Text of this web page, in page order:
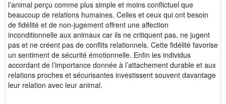
l’animal perçu comme plus simple et moins conflictuel que
beaucoup de relations humaines. Celles et ceux qui ont besoin
de fidélité et de non-jugement offrent une affection
inconditionnelle aux animaux car ils ne critiquent pas, ne jugent
pas et ne créent pas de conflits relationnels. Cette fidélité favorise
un sentiment de sécurité émotionnelle. Enfin les individus
accordant de l’importance donnée à l’attachement durable et aux
relations proches et sécurisantes investissent souvent davantage
leur relation avec leur animal.